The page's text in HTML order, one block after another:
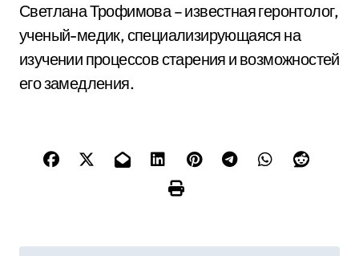
Светлана Трофимова – известная геронтолог,
ученый-медик, специализирующаяся на
изучении процессов старения и возможностей
его замедления.